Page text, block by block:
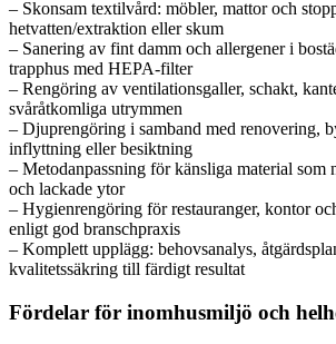
– Skonsam textilvård: möbler, mattor och
hetvatten/extraktion eller skum
– Sanering av fint damm och allergener i
trapphus med HEPA-filter
– Rengöring av ventilationsgaller, schakt,
svåråtkomliga utrymmen
– Djuprengöring i samband med renovering,
inflyttning eller besiktning
– Metodanpassning för känsliga material som
och lackade ytor
– Hygienrengöring för restauranger, kontor
enligt god branschpraxis
– Komplett upplägg: behovsanalys,
kvalitetssäkring till färdigt resultat
Fördelar för inomhusmiljö och